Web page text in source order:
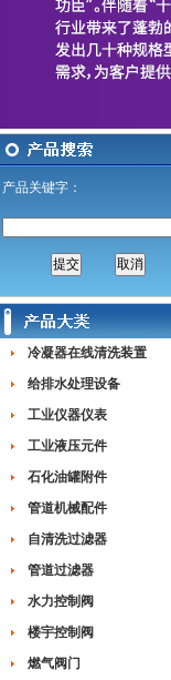
产品关键字：
冷凝器在线清洗装置
给排水处理设备
工业仪器仪表
工业液压元件
石化油罐附件
管道机械配件
自清洗过滤器
管道过滤器
水力控制阀
楼宇控制阀
燃气阀门